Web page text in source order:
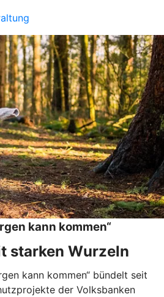
kann kommen“
starken Wurzeln
kann kommen“ bündelt seit
der Volksbanken